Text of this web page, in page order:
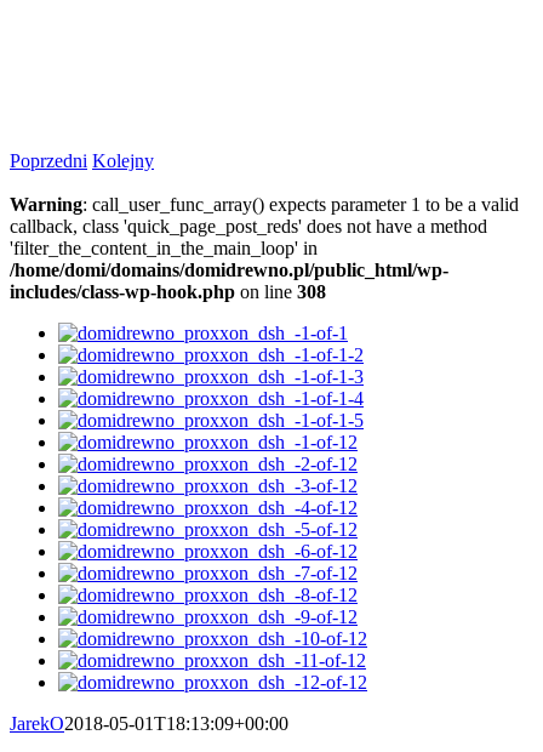
Poprzedni Kolejny
Warning: call_user_func_array() expects parameter 1 to be a valid
callback, class 'quick_page_post_reds' does not have a method
'filter_the_content_in_the_main_loop' in
/home/domi/domains/domidrewno.pl/public_html/wp-
includes/class-wp-hook.php on line 308
JarekO2018-05-01T18:13:09+00:00